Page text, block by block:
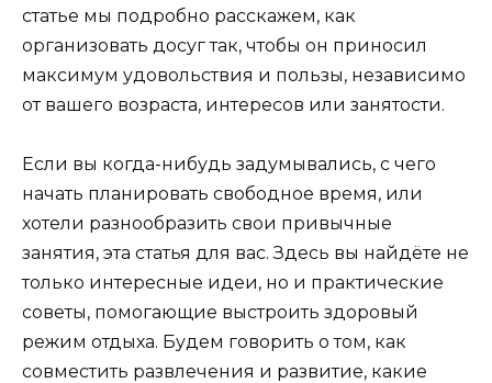
статье мы подробно расскажем, как
организовать досуг так, чтобы он приносил
максимум удовольствия и пользы, независимо
от вашего возраста, интересов или занятости.
Если вы когда-нибудь задумывались, с чего
начать планировать свободное время, или
хотели разнообразить свои привычные
занятия, эта статья для вас. Здесь вы найдёте не
только интересные идеи, но и практические
советы, помогающие выстроить здоровый
режим отдыха. Будем говорить о том, как
совместить развлечения и развитие, какие